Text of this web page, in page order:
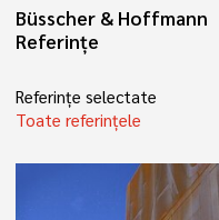
Büsscher & Hoffmann
Referințe
Referințe selectate
Toate referințele